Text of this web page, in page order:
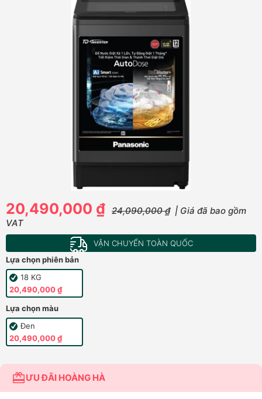
20,490,000 ₫ 24,090,000 ₫ | Giá đã bao gồm
VAT
VẬN CHUYỂN TOÀN QUỐC
Lựa chọn phiên bản
18 KG
20,490,000 ₫
Lựa chọn màu
Đen
20,490,000 ₫
ƯU ĐÃI HOÀNG HÀ